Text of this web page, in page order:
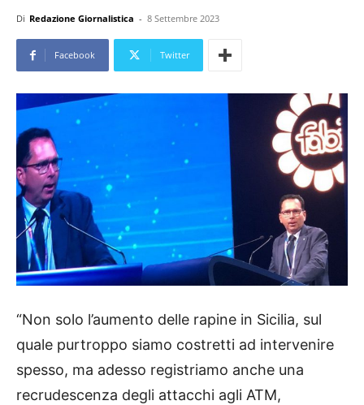
Di Redazione Giornalistica - 8 Settembre 2023
Facebook Twitter
“Non solo l’aumento delle rapine in Sicilia, sul
quale purtroppo siamo costretti ad intervenire
spesso, ma adesso registriamo anche una
recrudescenza degli attacchi agli ATM,